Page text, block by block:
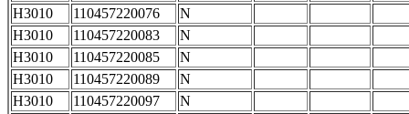
H3010
110457220076
N
H3010
110457220083
N
H3010
110457220085
N
H3010
110457220089
N
H3010
110457220097
N